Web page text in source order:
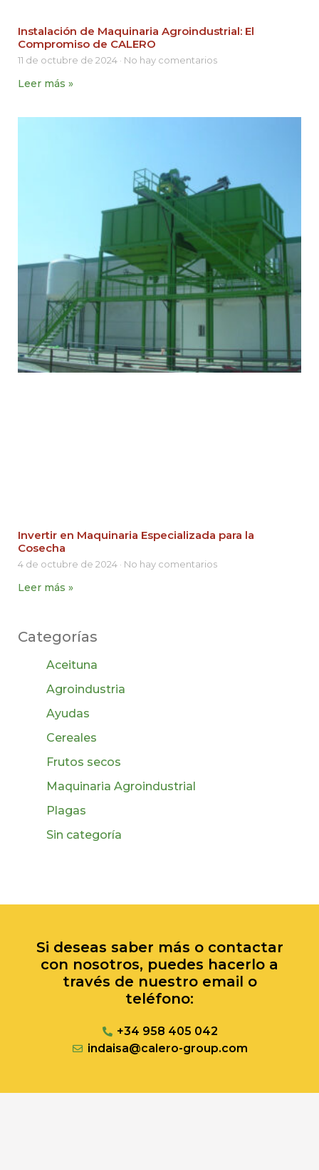
Instalación de Maquinaria Agroindustrial: El
Compromiso de CALERO
11 de octubre de 2024 No hay comentarios
Leer más »
Invertir en Maquinaria Especializada para la
Cosecha
4 de octubre de 2024 No hay comentarios
Leer más »
Categorías
Aceituna
Agroindustria
Ayudas
Cereales
Frutos secos
Maquinaria Agroindustrial
Plagas
Sin categoría
Si deseas saber más o contactar
con nosotros, puedes hacerlo a
través de nuestro email o
teléfono:
+34 958 405 042
indaisa@calero-group.com